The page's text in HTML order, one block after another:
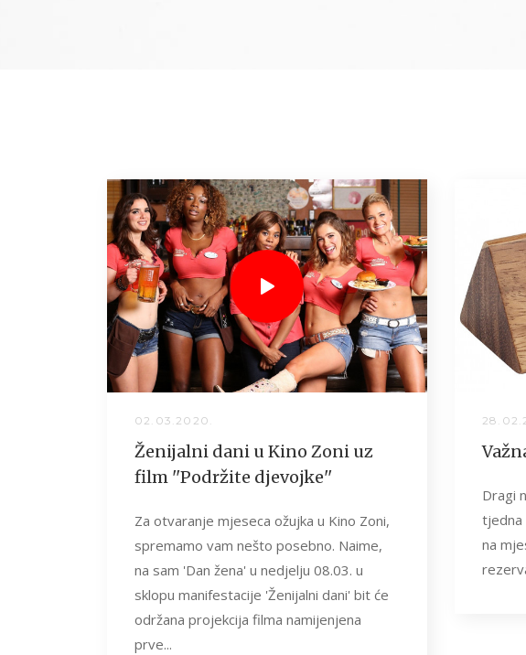
02.03.2020.
Ženijalni dani u Kino Zoni uz
film ''Podržite djevojke''
Za otvaranje mjeseca ožujka u Kino Zoni,
spremamo vam nešto posebno. Naime,
na sam 'Dan žena' u nedjelju 08.03. u
sklopu manifestacije 'Ženijalni dani' bit će
održana projekcija filma namijenjena
prve...
Dragi
tjedna
na